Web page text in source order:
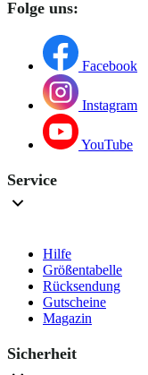
Folge uns:
Facebook
Instagram
YouTube
Service
Hilfe
Größentabelle
Rücksendung
Gutscheine
Magazin
Sicherheit